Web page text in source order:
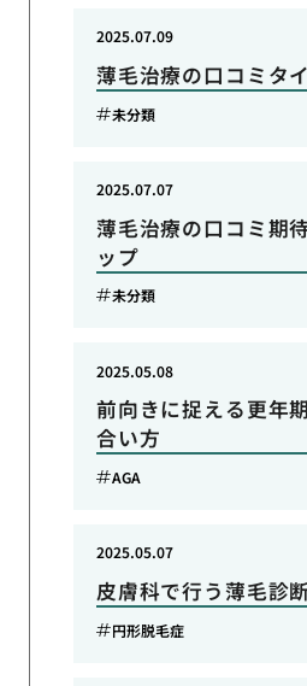
薄毛治療の口コミタ
2025.07.09
未分類
薄毛治療の口コミ期
ップ
2025.07.07
未分類
前向きに捉える更年
合い方
2025.05.08
AGA
皮膚科で行う薄毛診
2025.05.07
円形脱毛症